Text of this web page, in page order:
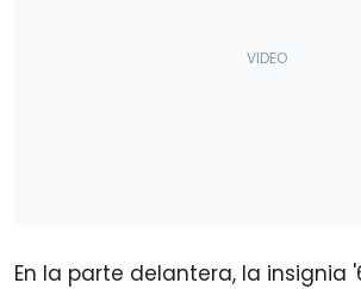
En la parte delantera, la insignia